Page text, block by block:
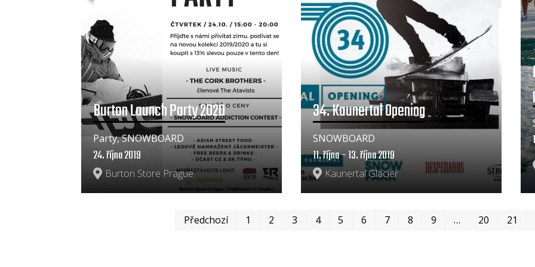
Burton Launch Party 2020
Burton Store Prague
24. října 2019
Party, SNOWBOARD
34. Kaunertal Opening
Kaunertal Glacier
11. října – 13. října 2019
SNOWBOARD
Předchozí 1 2 3 4 5 6 7 8 9 … 20 21